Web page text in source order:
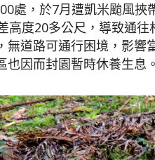
處，於7月遭凱米颱風
高度20多公尺，導致通
無道路可通行困境，影
也因而封園暫時休養生息。